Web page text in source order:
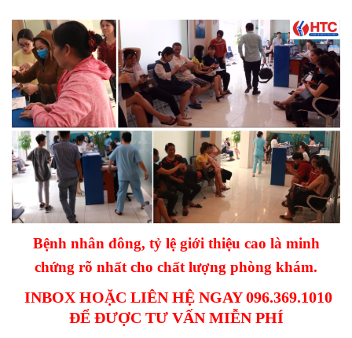
Bệnh nhân đông, tỷ lệ giới thiệu cao là minh
chứng rõ nhất cho chất lượng phòng khám.
INBOX HOẶC LIÊN HỆ NGAY 096.369.1010
ĐỂ ĐƯỢC TƯ VẤN MIỄN PHÍ